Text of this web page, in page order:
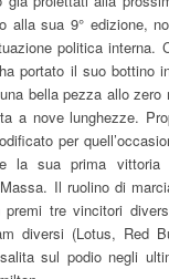
alla sua 9° edizione,
politica interna.
portato il suo bottino
bella pezza allo zero
a nove lunghezze.
per
la sua prima
Il ruolino di
tre vincitori
diversi (Lotus, Red
sul podio negli